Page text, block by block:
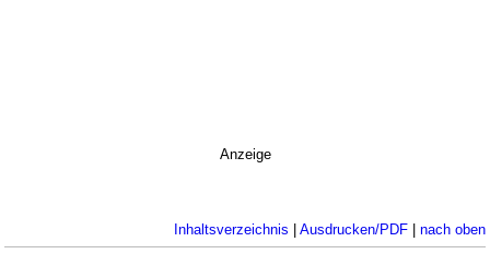
Anzeige
Inhaltsverzeichnis | Ausdrucken/PDF| nach oben